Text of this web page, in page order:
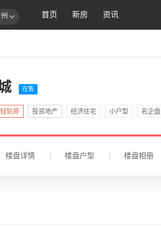
首页 新房 资讯
在售
轨旁 投资地产 经济住宅 小户型 名企盘
楼盘详情 楼盘户型 楼盘相册